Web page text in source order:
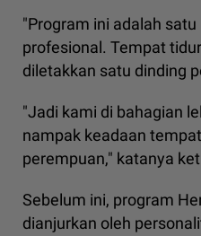
"Program ini adalah
profesional. Tempat
diletakkan satu dinding
"Jadi kami di bahagian
nampak keadaan
perempuan," katanya
Sebelum ini, program
dianjurkan oleh